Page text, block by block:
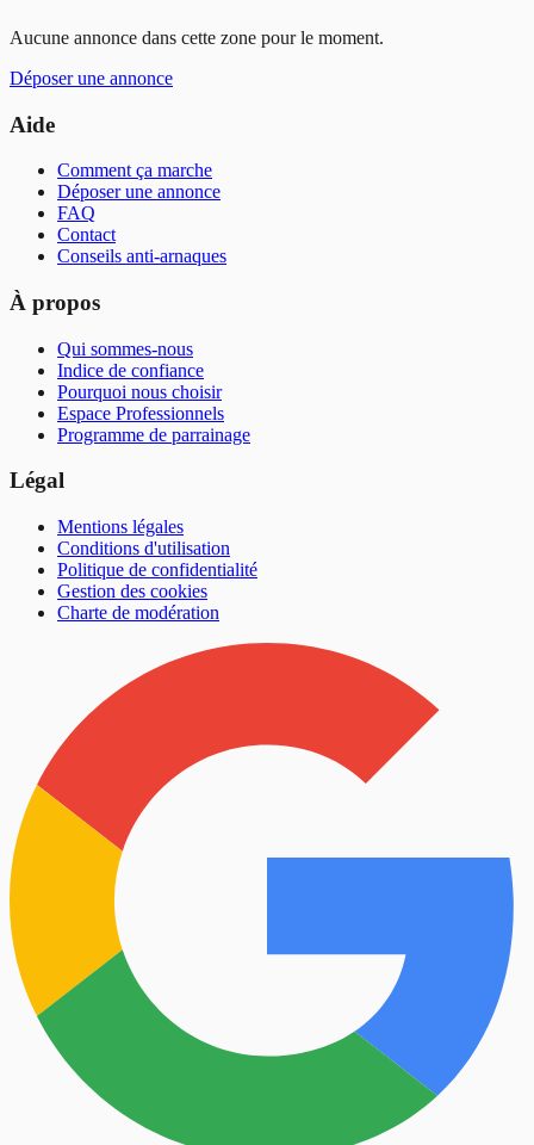
Aucune annonce dans cette zone pour le moment.
Déposer une annonce
Aide
Comment ça marche
Déposer une annonce
FAQ
Contact
Conseils anti-arnaques
À propos
Qui sommes-nous
Indice de confiance
Pourquoi nous choisir
Espace Professionnels
Programme de parrainage
Légal
Mentions légales
Conditions d'utilisation
Politique de confidentialité
Gestion des cookies
Charte de modération